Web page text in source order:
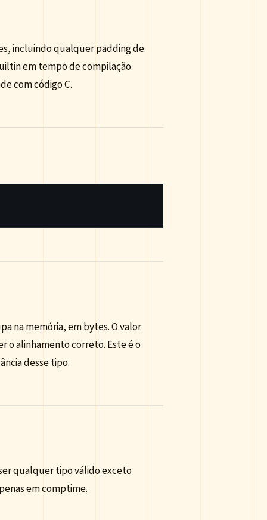
incluindo qualquer padding de
em tempo de compilação.
com código C.
na memória, em bytes. O valor
o alinhamento correto. Este é o
desse tipo.
qualquer tipo válido exceto
em comptime.